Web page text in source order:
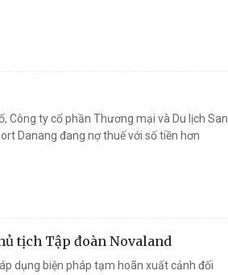
Công ty cổ phần Thương mại và Du lịch San
Danang đang nợ thuế với số tiền hơn
tịch Tập đoàn Novaland
dụng biện pháp tạm hoãn xuất cảnh đối